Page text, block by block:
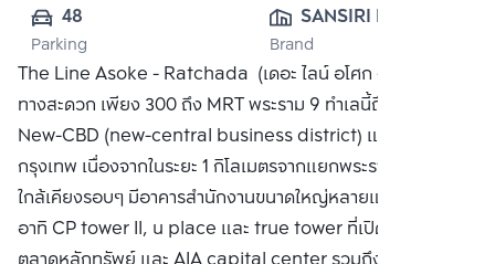
48
Parking
SANSIRI PUBLIC
CO., LTD.
Brand
The Line Asoke - Ratchada (เดอะ ไลน์ อโศก - รัชดา) เดิน
ทางสะดวก เพียง 300 ถึง MRT พระราม 9 ทำเลนี้ถือว่าเป็น
New-CBD (new-central business district) แห่งใหม่ของ
กรุงเทพ เนื่องจากในระยะ 1 กิโลเมตรจากแยกพระราม 9 พื้นที่
ใกล้เคียงรอบๆ มีอาคารสำนักงานขนาดใหญ่หลายแห่งในพื้นที่
อาทิ CP tower II, u place และ true tower ที่เปิดใหม่อย่าง